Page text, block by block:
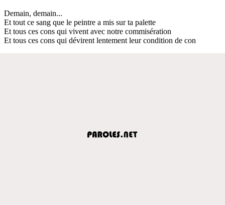
Demain, demain...
Et tout ce sang que le peintre a mis sur ta palette
Et tous ces cons qui vivent avec notre commisération
Et tous ces cons qui dévirent lentement leur condition de con